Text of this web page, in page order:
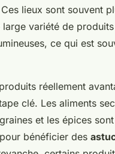
lieux sont souvent
variété de
ce qui est
réellement
clé. Les aliments
et les épices
bénéficier des